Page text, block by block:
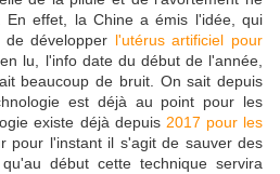
En effet, la Chine a émis l'idée, qui
développer l'utérus artificiel pour
lu, l'info date du début de l'année,
beaucoup de bruit. On sait depuis
est déjà au point pour les
existe déjà depuis 2017 pour les
pour l'instant il s'agit de sauver des
début cette technique servira